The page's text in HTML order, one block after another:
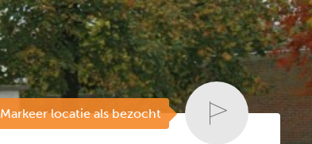
Markeer locatie als bezocht